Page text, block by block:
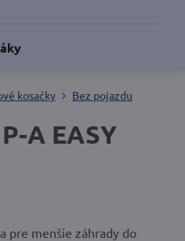
kosačky Bez pojazdu
A EASY
pre menšie záhrady do